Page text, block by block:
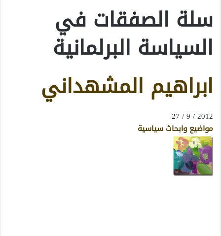
سلة الصفقات في
السياسة البرلمانية
ابراهيم المشهداني
2012 / 9 / 27
مواضيع وابحاث سياسية